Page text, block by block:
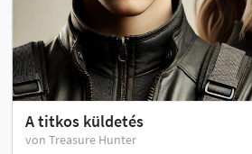
A titkos küldetés
von Treasure Hunter